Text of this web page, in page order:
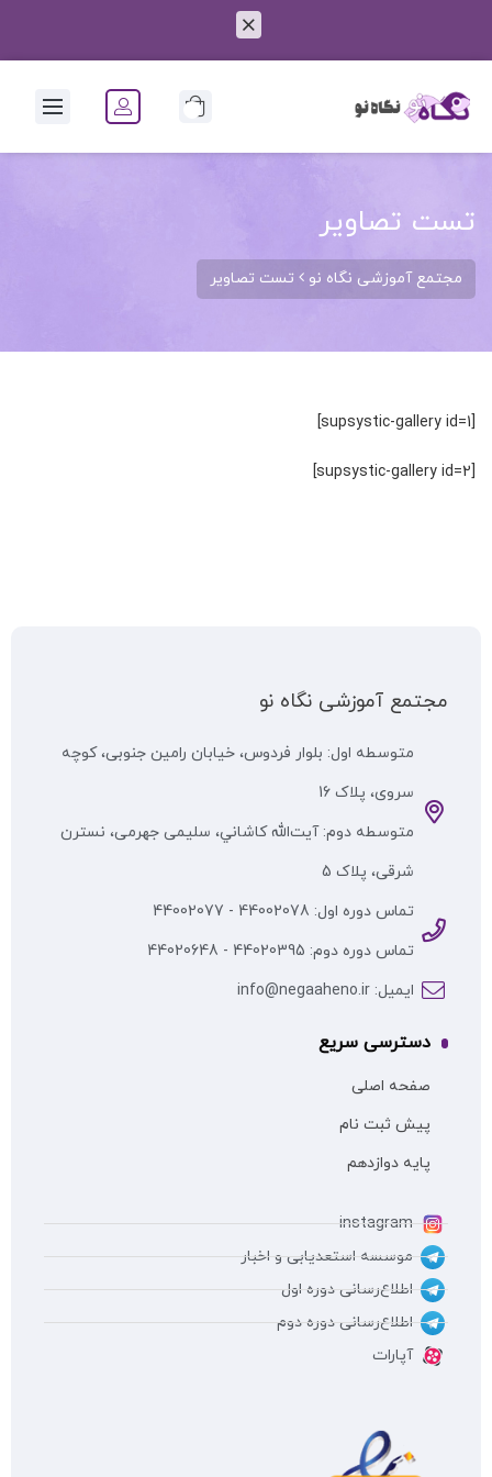
تست تصاویر
مجتمع آموزشی نگاه نو تست تصاویر
مجتمع آموزشی نگاه نو
متوسطه اول: بلوار فردوس، خیابان رامین جنوبی، کوچه
سروی، پلاک 16
متوسطه دوم: آيت‌الله كاشاني، سلیمی جهرمی، نسترن
شرقی، پلاک 5
تماس دوره اول: 44002078 - 44002077
تماس دوره دوم: 44020395 - 44020648
ایمیل: info@negaaheno.ir
دسترسی سریع
صفحه اصلی
پیش ثبت نام
پایه دوازدهم
instagram
موسسه استعدیابی و اخبار
اطلاع‌رسانی دوره اول
اطلاع‌رسانی دوره دوم
آپارات